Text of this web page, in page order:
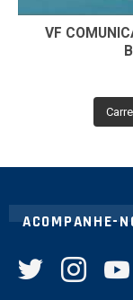
VF
ACOMPANHE-